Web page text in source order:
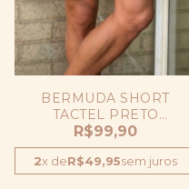
BERMUDA SHORT
TACTEL PRETO
MASCULINA OGOCHI
ORIGINAL
R$99,90
2x deR$49,95sem juros